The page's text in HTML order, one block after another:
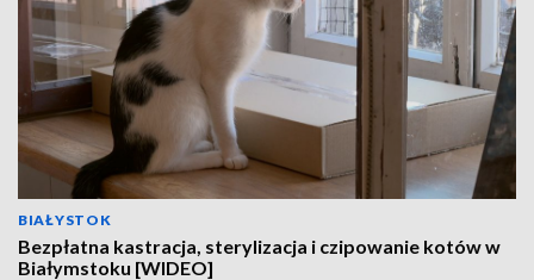
BIAŁYSTOK
Bezpłatna kastracja, sterylizacja i czipowanie kotów w
Białymstoku [WIDEO]